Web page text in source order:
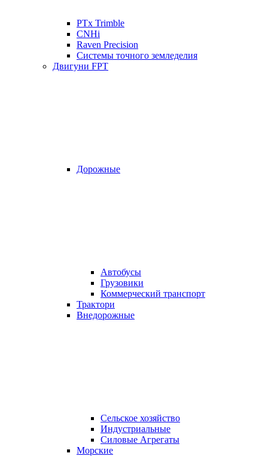
PTx Trimble
CNHi
Raven Precision
Системы точного земледелия
Двигуни FPT
Дорожные
Автобусы
Грузовики
Коммерческий транспорт
Трактори
Внедорожные
Сельское хозяйство
Индустриальные
Силовые Агрегаты
Морские